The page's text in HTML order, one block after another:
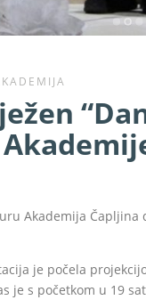
Akademija
je počela
je s početkom u 19